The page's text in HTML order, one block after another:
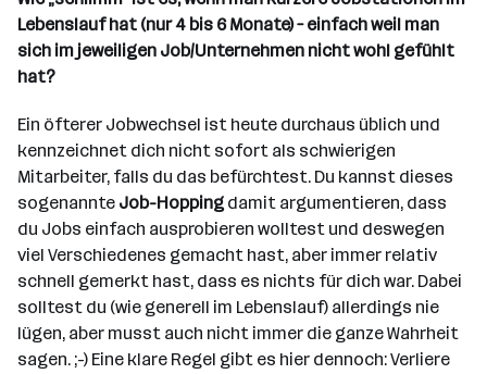
Lebenslauf hat (nur 4 bis 6 Monate) – einfach weil man
sich im jeweiligen Job/Unternehmen nicht wohl gefühlt
hat?
Ein öfterer Jobwechsel ist heute durchaus üblich und
kennzeichnet dich nicht sofort als schwierigen
Mitarbeiter, falls du das befürchtest. Du kannst dieses
sogenannte Job-Hopping damit argumentieren, dass
du Jobs einfach ausprobieren wolltest und deswegen
viel Verschiedenes gemacht hast, aber immer relativ
schnell gemerkt hast, dass es nichts für dich war. Dabei
solltest du (wie generell im Lebenslauf) allerdings nie
lügen, aber musst auch nicht immer die ganze Wahrheit
sagen. ;-) Eine klare Regel gibt es hier dennoch: Verliere